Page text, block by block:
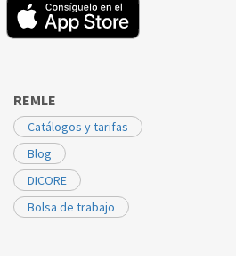
REMLE
Catálogos y tarifas
Blog
DICORE
Bolsa de trabajo